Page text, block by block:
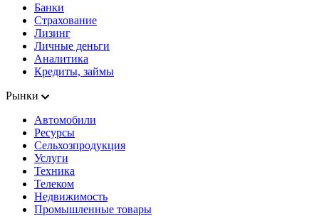
Банки
Страхование
Лизинг
Личные деньги
Аналитика
Кредиты, займы
Рынки
Автомобили
Ресурсы
Сельхозпродукция
Услуги
Техника
Телеком
Недвижимость
Промышленные товары